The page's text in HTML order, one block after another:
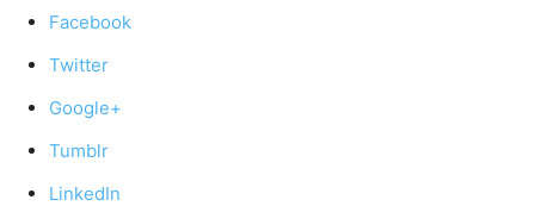
Facebook
Twitter
Google+
Tumblr
LinkedIn